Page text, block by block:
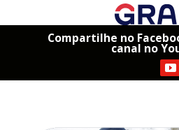
Compartilhe no
canal no